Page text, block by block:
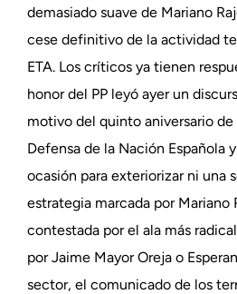
demasiado suave de Mariano
cese definitivo de la actividad
ETA. Los críticos ya tienen
honor del PP leyó ayer un
motivo del quinto aniversario
Defensa de la Nación Española
ocasión para exteriorizar ni una
estrategia marcada por Mariano
contestada por el ala más
por Jaime Mayor Oreja o
sector, el comunicado de los